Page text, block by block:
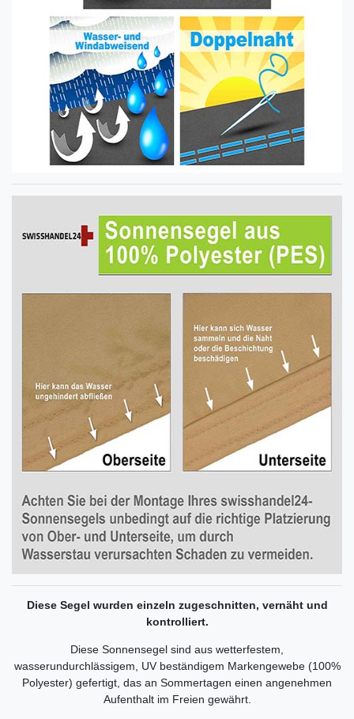
Diese Segel wurden einzeln zugeschnitten, vernäht und
kontrolliert.
Diese Sonnensegel sind aus wetterfestem,
wasserundurchlässigem, UV beständigem Markengewebe (100%
Polyester) gefertigt, das an Sommertagen einen angenehmen
Aufenthalt im Freien gewährt.